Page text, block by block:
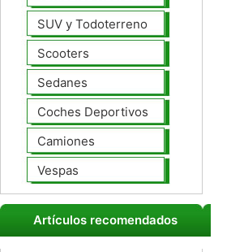
SUV y Todoterreno
Scooters
Sedanes
Coches Deportivos
Camiones
Vespas
Artículos recomendados